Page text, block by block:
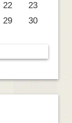
22
23
29
30